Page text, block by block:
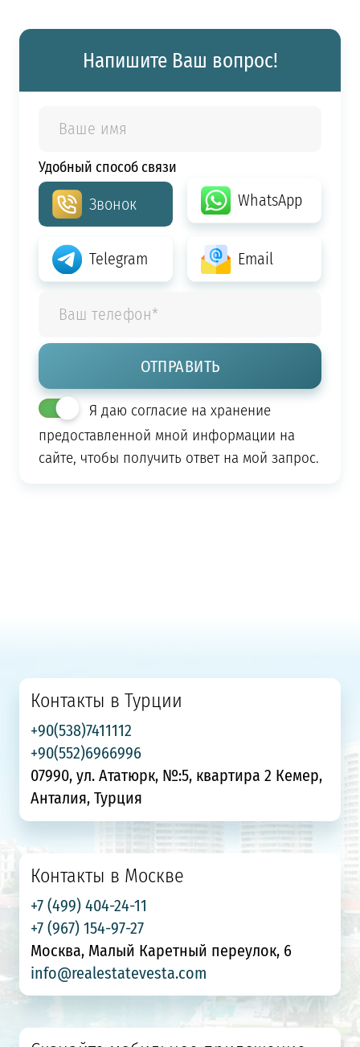
Напишите Ваш вопрос!
Удобный способ связи
Звонок WhatsApp
Telegram Email
Я даю согласие на хранение
предоставленной мной информации на
сайте, чтобы получить ответ на мой запрос.
Контакты в Турции
+90(538)7411112
+90(552)6966996
07990, ул. Ататюрк, №:5, квартира 2 Кемер,
Анталия, Турция
Контакты в Москве
+7 (499) 404-24-11
+7 (967) 154-97-27
Москва, Малый Каретный переулок, 6
info@realestatevesta.com